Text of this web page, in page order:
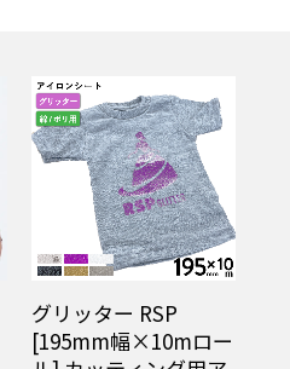
グリッター RSP
[195mm幅×10mロー